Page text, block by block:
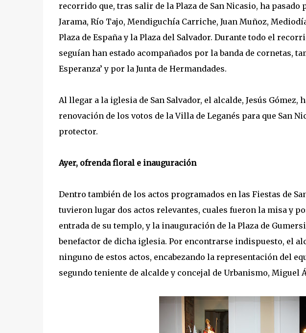
recorrido que, tras salir de la Plaza de San Nicasio, ha pasado
Jarama, Río Tajo, Mendiguchía Carriche, Juan Muñoz,
Plaza de España y la Plaza del Salvador. Durante todo el
seguían han estado acompañados por la banda de cornetas,
Esperanza’ y por la Junta de Hermandades.
Al llegar a la iglesia de San Salvador, el alcalde, Jesús
renovación de los votos de la Villa de Leganés para que San
protector.
Ayer, ofrenda floral e inauguración
Dentro también de los actos programados en las Fiestas de
tuvieron lugar dos actos relevantes, cuales fueron la misa y
entrada de su templo, y la inauguración de la Plaza de
benefactor de dicha iglesia. Por encontrarse indispuesto, el
ninguno de estos actos, encabezando la representación del
segundo teniente de alcalde y concejal de Urbanismo, Miguel